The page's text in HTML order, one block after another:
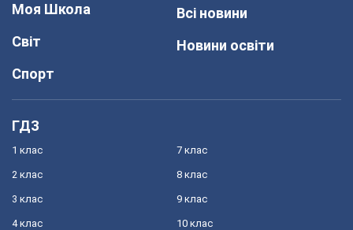
Моя Школа
Світ
Спорт
Всі новини
Новини освіти
ГДЗ
1 клас
2 клас
3 клас
4 клас
7 клас
8 клас
9 клас
10 клас